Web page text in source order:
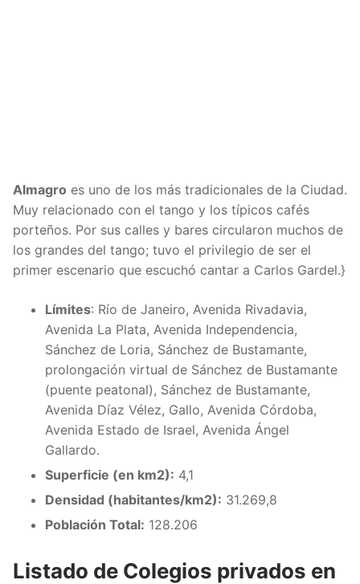
Almagro es uno de los más tradicionales de la Ciudad.
Muy relacionado con el tango y los típicos cafés
porteños. Por sus calles y bares circularon muchos de
los grandes del tango; tuvo el privilegio de ser el
primer escenario que escuchó cantar a Carlos Gardel.}
Límites: Río de Janeiro, Avenida Rivadavia,
Avenida La Plata, Avenida Independencia,
Sánchez de Loria, Sánchez de Bustamante,
prolongación virtual de Sánchez de Bustamante
(puente peatonal), Sánchez de Bustamante,
Avenida Díaz Vélez, Gallo, Avenida Córdoba,
Avenida Estado de Israel, Avenida Ángel
Gallardo.
Superficie (en km2): 4,1
Densidad (habitantes/km2): 31.269,8
Población Total: 128.206
Listado de Colegios privados en